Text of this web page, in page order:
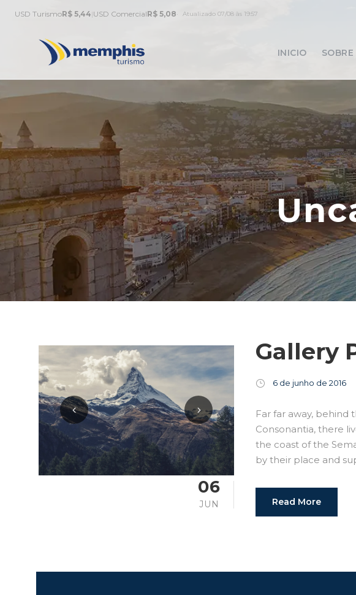
USD TurismoR$ 5,44|USD ComercialR$ 5,08 Atualizado 07/08 às 19:57
INICIO
06
JUN
Gallery
6 de junho de 2016
Far far away, behind
Consonantia, there
the coast of the
by their place and
Read More